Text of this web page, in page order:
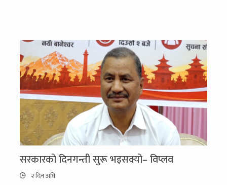
सरकारको दिनगन्ती सुरू भइसक्यो– विप्लव
२ दिन अघि